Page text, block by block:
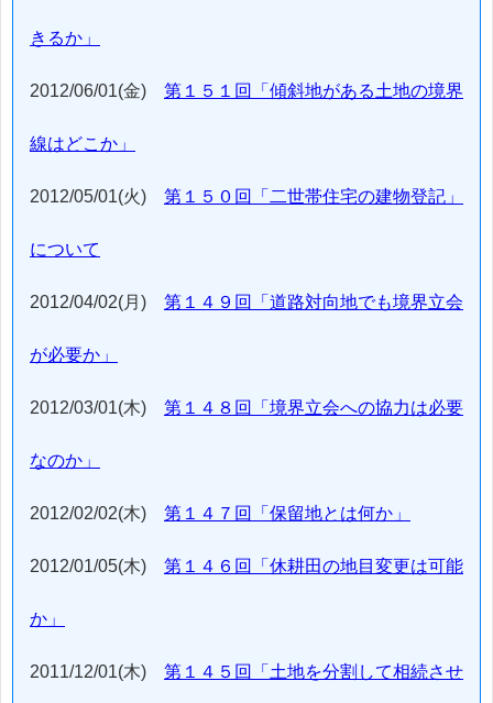
きるか」
2012/06/01(金) 第１５１回「傾斜地がある土地の境界
線はどこか」
2012/05/01(火) 第１５０回「二世帯住宅の建物登記」
について
2012/04/02(月) 第１４９回「道路対向地でも境界立会
が必要か」
2012/03/01(木) 第１４８回「境界立会への協力は必要
なのか」
2012/02/02(木) 第１４７回「保留地とは何か」
2012/01/05(木) 第１４６回「休耕田の地目変更は可能
か」
2011/12/01(木) 第１４５回「土地を分割して相続させ